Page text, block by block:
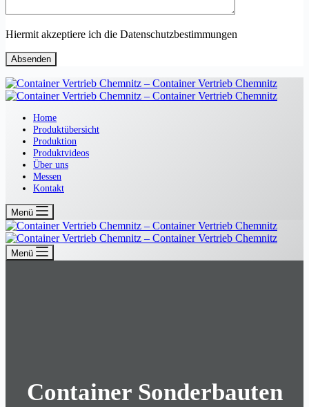
Hiermit akzeptiere ich die Datenschutzbestimmungen
Home
Produktübersicht
Produktion
Produktvideos
Über uns
Messen
Kontakt
Menü
Menü
Container Sonderbauten